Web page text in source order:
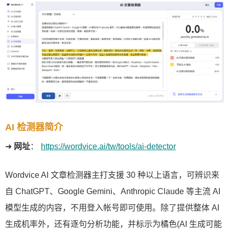
AI 检测器简介
➜ 网址： https://wordvice.ai/tw/tools/ai-detector
Wordvice AI 文章检测器主打支援 30 种以上语言，可辨识来
自 ChatGPT、Google Gemini、Anthropic Claude 等主流 AI
模型生成的内容，不用登入帐号即可使用。除了提供整体 AI
生成机率外，还有逐句分析功能，并标示为橘色(AI 生成可能